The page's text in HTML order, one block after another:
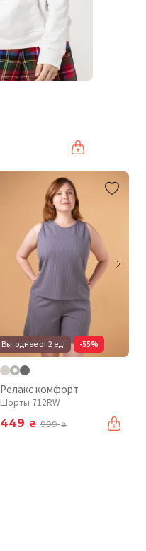
Выгоднее от 2 ед! -55%
Релакс комфорт
Шорты 712RW
449 ₴ 999₴